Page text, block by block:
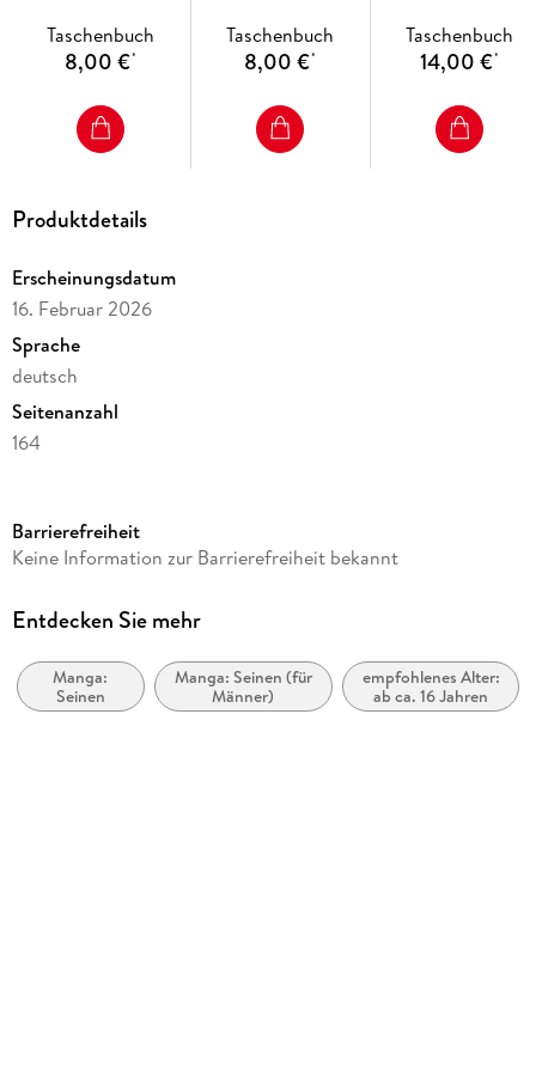
Taschenbuch
8,00 €*
Taschenbuch
8,00 €*
Taschenbuch
14,00 €*
Produktdetails
Erscheinungsdatum
16. Februar 2026
Sprache
deutsch
Seitenanzahl
164
Reihe
Autor/Autorin
Übersetzung
Benjamin Leimser
Barrierefreiheit
Keine Information zur Barrierefreiheit bekannt
Entdecken Sie mehr
Manga:
Seinen
Manga: Seinen (für
Männer)
empfohlenes Alter:
ab ca. 16 Jahren